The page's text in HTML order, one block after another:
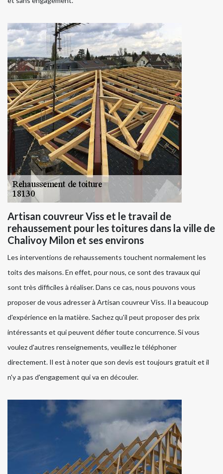
Artisan couvreur Viss et le travail de
rehaussement pour les toitures dans la ville de
Chalivoy Milon et ses environs
Les interventions de rehaussements touchent normalement les
toits des maisons. En effet, pour nous, ce sont des travaux qui
sont très difficiles à réaliser. Dans ce cas, nous pouvons vous
proposer de vous adresser à Artisan couvreur Viss. Il a beaucoup
d'expérience en la matière. Sachez qu'il peut proposer des prix
intéressants et qui peuvent défier toute concurrence. Si vous
voulez d'autres renseignements, veuillez le téléphoner
directement. Il est à noter que son devis est toujours gratuit et il
n'y a pas d'engagement qui va en découler.